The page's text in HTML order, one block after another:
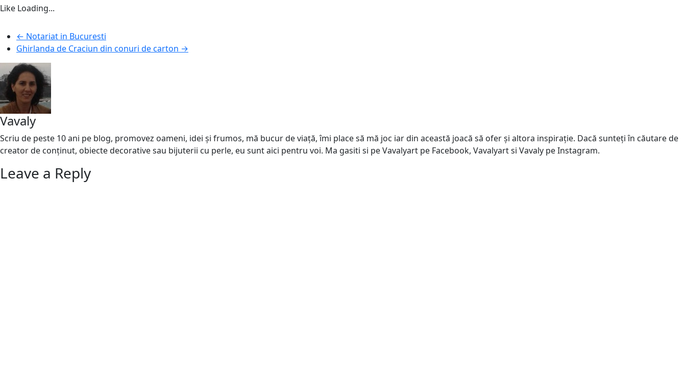
Like Loading...
← Notariat in Bucuresti
Ghirlanda de Craciun din conuri de carton →
Vavaly
Scriu de peste 10 ani pe blog, promovez oameni, idei și frumos, mă bucur de viață, îmi place să mă joc iar din această joacă să ofer și altora inspirație. Dacă sunteți în căutare de
creator de conținut, obiecte decorative sau bijuterii cu perle, eu sunt aici pentru voi. Ma gasiti si pe Vavalyart pe Facebook, Vavalyart si Vavaly pe Instagram.
Leave a Reply